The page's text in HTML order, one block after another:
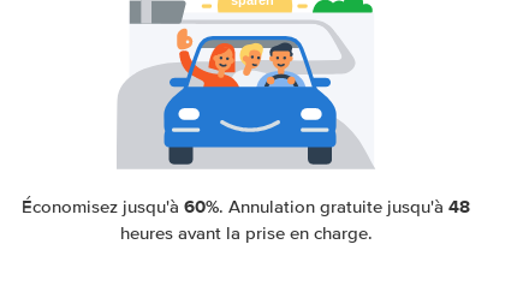
Économisez jusqu'à60%. Annulation gratuite jusqu'à48
heures avant la prise en charge.